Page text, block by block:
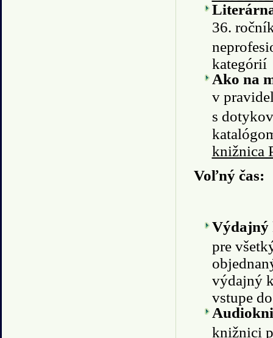
36.
kategórií
Ako na
v
s
knižnica
Voľný čas:
Výdajný
pre
výdajný
vstupe
knižnici